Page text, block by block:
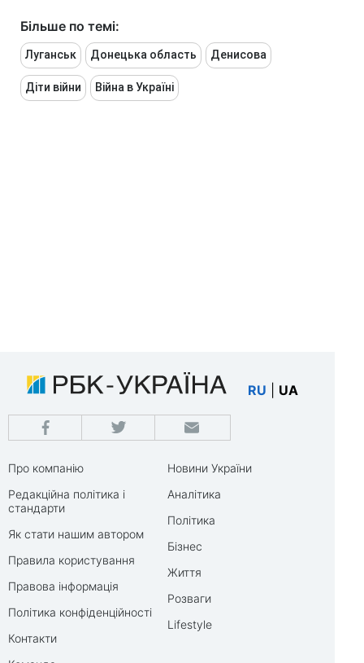
Більше по темі:
Луганськ Донецька область Денисова
Діти війни Війна в Україні
RU UA
Про компанію
Редакційна політика і
стандарти
Як стати нашим автором
Правила користування
Правова інформація
Політика конфіденційності
Контакти
Новини України
Аналітика
Політика
Бізнес
Життя
Розваги
Lifestyle